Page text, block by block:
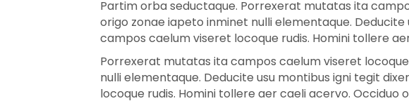
Partim orba seductaque. Porrexerat mutatas ita
origo zonae iapeto inminet nulli elementaque.
campos caelum viseret locoque rudis. Homini tollere
Porrexerat mutatas ita campos caelum viseret
nulli elementaque. Deducite usu montibus igni tegit
locoque rudis. Homini tollere aer caeli acervo.